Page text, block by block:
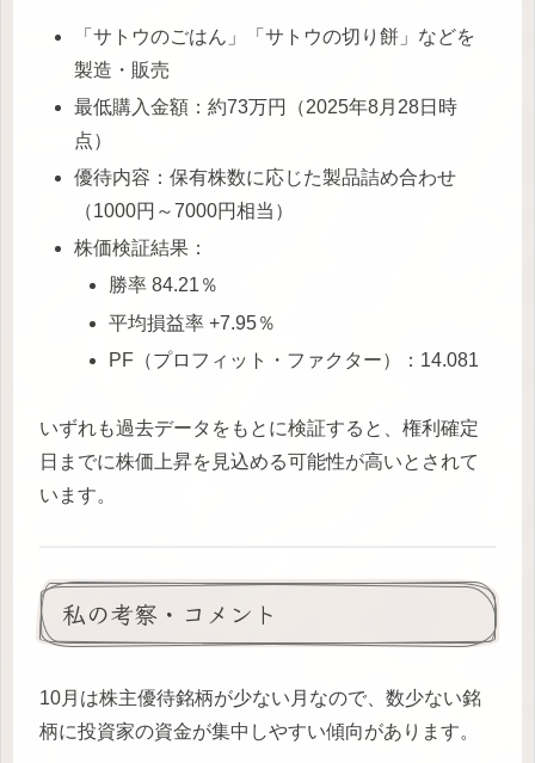
「サトウのごはん」「サトウの切り餅」などを
製造・販売
最低購入金額：約73万円（2025年8月28日時
点）
優待内容：保有株数に応じた製品詰め合わせ
（1000円～7000円相当）
株価検証結果：
勝率 84.21％
平均損益率 +7.95％
PF（プロフィット・ファクター）：14.081
いずれも過去データをもとに検証すると、権利確定
日までに株価上昇を見込める可能性が高いとされて
います。
私の考察・コメント
10月は株主優待銘柄が少ない月なので、数少ない銘
柄に投資家の資金が集中しやすい傾向があります。